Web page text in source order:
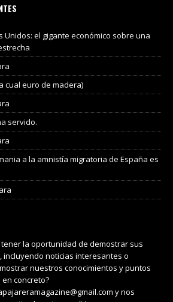
Unidos: el gigante económico sobre una
cual euro de madera)
servido.
a la amnistía migratoria de España es
la oportunidad de demostrar sus
incluyendo noticias interesantes o
nuestros conocimientos y puntos
concreto?
y nos